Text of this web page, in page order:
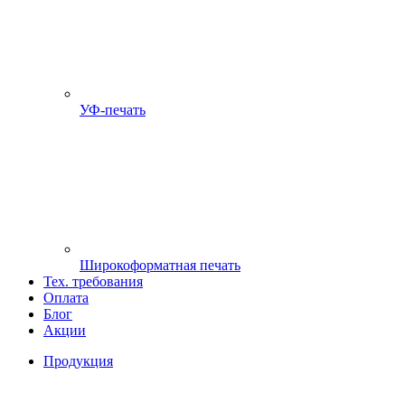
УФ-печать
Широкоформатная печать
Тех. требования
Оплата
Блог
Акции
Продукция